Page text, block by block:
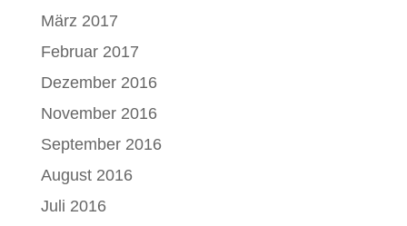
März 2017
Februar 2017
Dezember 2016
November 2016
September 2016
August 2016
Juli 2016